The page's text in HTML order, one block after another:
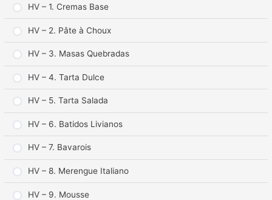
HV – 1. Cremas Base
HV – 2. Pâte à Choux
HV – 3. Masas Quebradas
HV – 4. Tarta Dulce
HV – 5. Tarta Salada
HV – 6. Batidos Livianos
HV – 7. Bavarois
HV – 8. Merengue Italiano
HV – 9. Mousse